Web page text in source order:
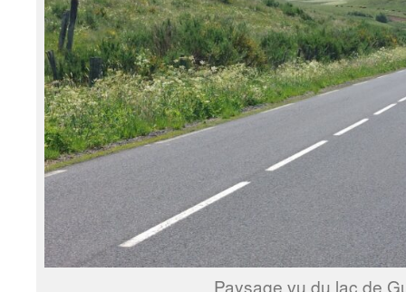
Paysage vu du lac de